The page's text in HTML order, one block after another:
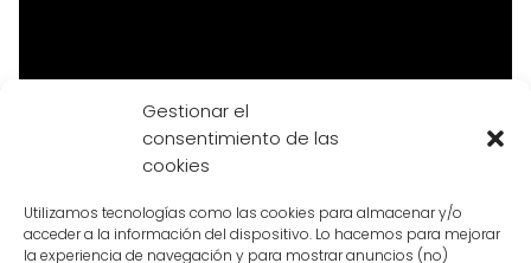
Gestionar el
consentimiento de las
cookies
Utilizamos tecnologías como las cookies para almacenar y/o
acceder a la información del dispositivo. Lo hacemos para mejorar
la experiencia de navegación y para mostrar anuncios (no)